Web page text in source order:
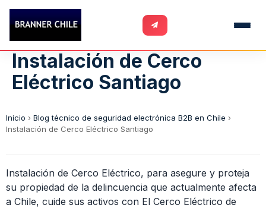
Instalación de Cerco
Eléctrico Santiago
Inicio › Blog técnico de seguridad electrónica B2B en Chile ›
Instalación de Cerco Eléctrico Santiago
Instalación de Cerco Eléctrico, para asegure y proteja
su propiedad de la delincuencia que actualmente afecta
a Chile, cuide sus activos con El Cerco Eléctrico de